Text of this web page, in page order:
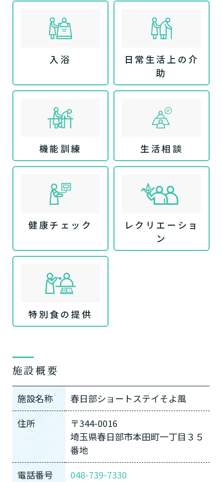
入浴
日常生活上の介
助
機能訓練 生活相談
健康チェック
レクリエーショ
ン
特別食の提供
施設概要
施設名称
春日部ショートステイそよ風
住所
〒344-0016
埼玉県春日部市本田町一丁目３５
番地
電話番号
048-739-7330